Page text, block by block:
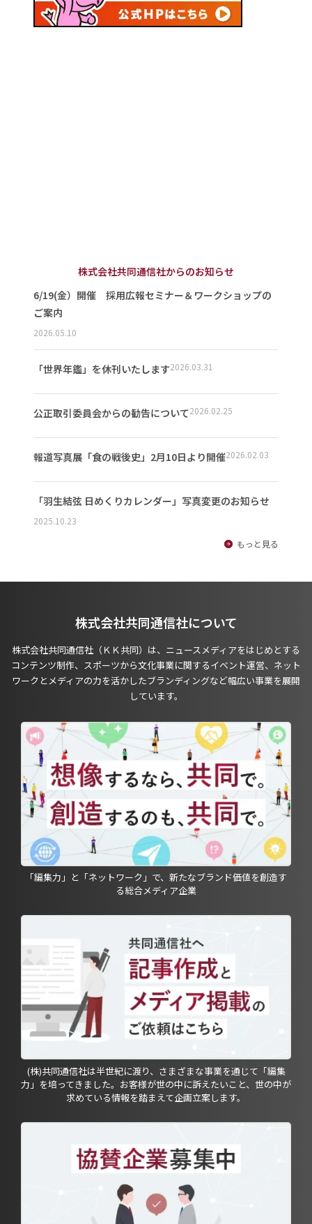
株式会社共同通信社からのお知らせ
6/19(金）開催 採用広報セミナー＆ワークショップの
ご案内
2026.05.10
「世界年鑑」を休刊いたします2026.03.31
公正取引委員会からの勧告について2026.02.25
報道写真展「食の戦後史」2月10日より開催2026.02.03
「羽生結弦 日めくりカレンダー」写真変更のお知らせ
2025.10.23
もっと見る
株式会社共同通信社について
株式会社共同通信社（ＫＫ共同）は、ニュースメディアをはじめとする
コンテンツ制作、スポーツから文化事業に関するイベント運営、ネット
ワークとメディアの力を活かしたブランディングなど幅広い事業を展開
しています。
「編集力」と「ネットワーク」で、新たなブランド価値を創造す
る総合メディア企業
(株)共同通信社は半世紀に渡り、さまざまな事業を通じて「編集
力」を培ってきました。お客様が世の中に訴えたいこと、世の中が
求めている情報を踏まえて企画立案します。